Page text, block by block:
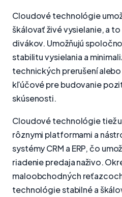
Cloudové technológie
škálovať živé vysielanie, a
divákov. Umožňujú
stabilitu vysielania a
technických prerušení
kľúčové pre budovanie
skúsenosti.
Cloudové technológie tiež
rôznymi platformami a
systémy CRM a ERP, čo
riadenie predaja naživo.
maloobchodných
technológie stabilné a